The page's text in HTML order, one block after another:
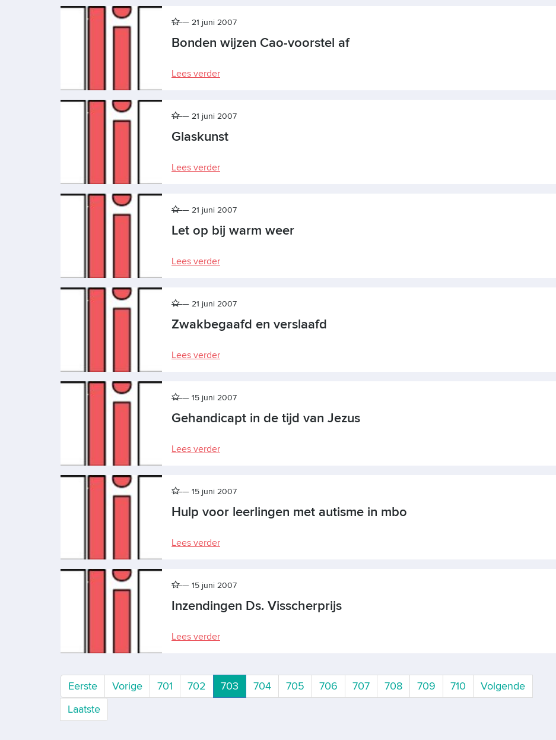
Bonden wijzen Cao-voorstel af
21 juni 2007
Lees verder
Glaskunst
21 juni 2007
Lees verder
Let op bij warm weer
21 juni 2007
Lees verder
Zwakbegaafd en verslaafd
21 juni 2007
Lees verder
Gehandicapt in de tijd van Jezus
15 juni 2007
Lees verder
Hulp voor leerlingen met autisme in mbo
15 juni 2007
Lees verder
Inzendingen Ds. Visscherprijs
15 juni 2007
Lees verder
Eerste Vorige 701 702 703 Huidige
704 705 706 707 708 709 710
Volgende
Laatste